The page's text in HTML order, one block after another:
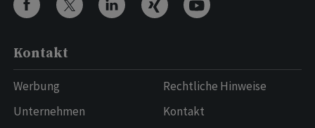
Kontakt
Werbung
Unternehmen
Rechtliche Hinweise
Kontakt